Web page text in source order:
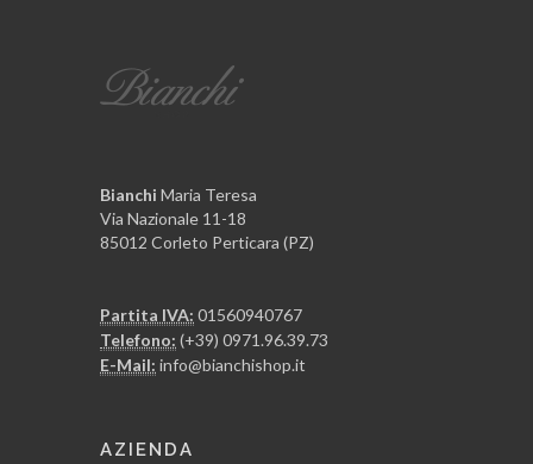
Bianchi Maria Teresa
Via Nazionale 11-18
85012 Corleto Perticara (PZ)
Partita IVA: 01560940767
Telefono: (+39) 0971.96.39.73
E-Mail: info@bianchishop.it
AZIENDA